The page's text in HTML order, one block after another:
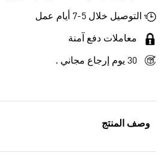
وصف المنتج
التوصيل خلال 5-7 أيام عمل
معاملات دفع آمنة